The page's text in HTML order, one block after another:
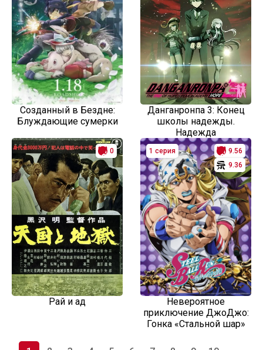
Созданный в Бездне:
Блуждающие сумерки
Данганронпа 3: Конец
школы надежды.
Надежда
0
Рай и ад
1 серия
9.56
9.36
Невероятное
приключение ДжоДжо:
Гонка «Стальной шар»